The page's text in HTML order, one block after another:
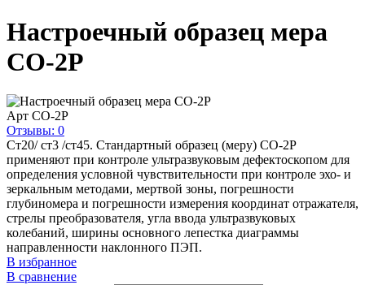
Настроечный образец мера
СО-2Р
Арт СО-2Р
Отзывы: 0
Ст20/ ст3 /ст45. Стандартный образец (меру) СО-2Р
применяют при контроле ультразвуковым дефектоскопом для
определения условной чувствительности при контроле эхо- и
зеркальным методами, мертвой зоны, погрешности
глубиномера и погрешности измерения координат отражателя,
стрелы преобразователя, угла ввода ультразвуковых
колебаний, ширины основного лепестка диаграммы
направленности наклонного ПЭП.
В избранное
В сравнение